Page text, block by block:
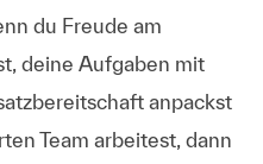
du Freude am
deine Aufgaben mit
anpackst
Team arbeitest, dann